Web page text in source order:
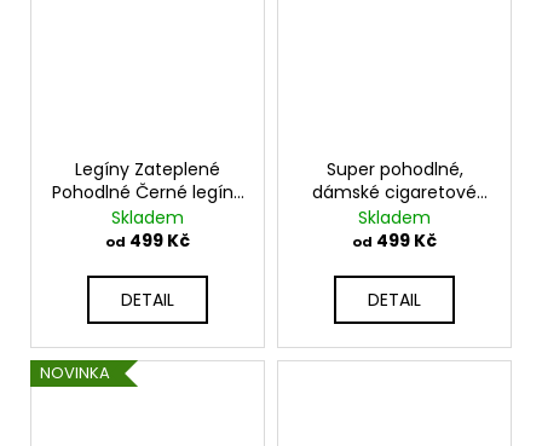
Legíny Zateplené
Pohodlné Černé legíny
s vysokým pasem
K9405
Skladem
od 499 Kč
DETAIL
Super pohodlné,
dámské cigaretové
kalhoty TC204
Skladem
od 499 Kč
DETAIL
NOVINKA